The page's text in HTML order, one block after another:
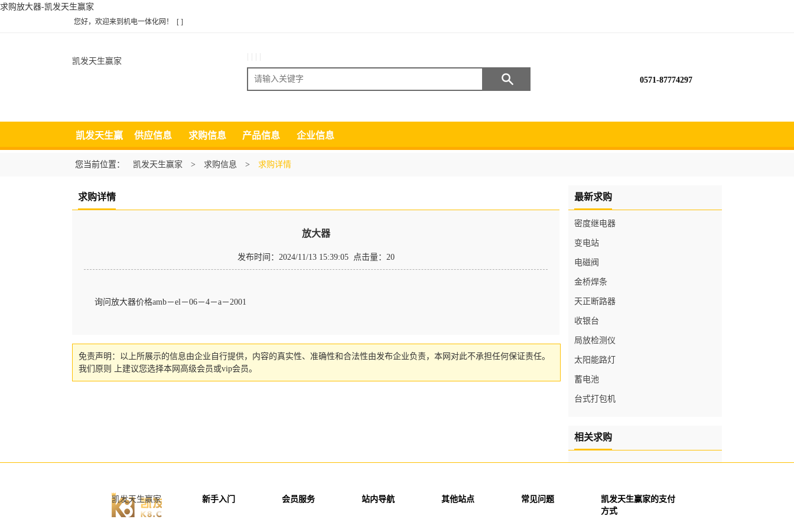
求购放大器-凯发天生赢家
您好，欢迎来到机电一体化网！ [ ]
凯发天生赢家
搜索 0571-87774297
凯发天生赢
家
供应信息 求购信息 产品信息 企业信息
您当前位置： 凯发天生赢家 > 求购信息 > 求购详情
求购详情
放大器
发布时间：2024/11/13 15:39:05 点击量：20
询问放大器价格amb－el－06－4－a－2001
免责声明：以上所展示的信息由企业自行提供，内容的真实性、准确性和合法性由发布企业负责，本网对此不承担任何保证责任。
我们原则 上建议您选择本网高级会员或vip会员。
最新求购
密度继电器
变电站
电磁阀
金桥焊条
天正断路器
收银台
局放检测仪
太阳能路灯
蓄电池
台式打包机
相关求购
凯发天生赢家 新手入门 会员服务 站内导航 其他站点 常见问题
凯发天生赢家的支付
方式